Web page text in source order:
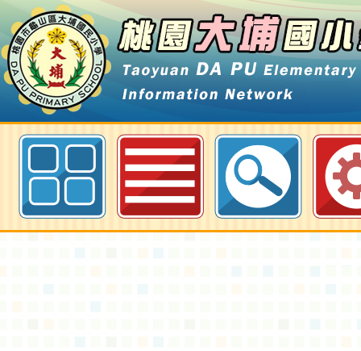
教育部「114年度原住民族文化優
計畫」-桃園大埔國小全球資訊網